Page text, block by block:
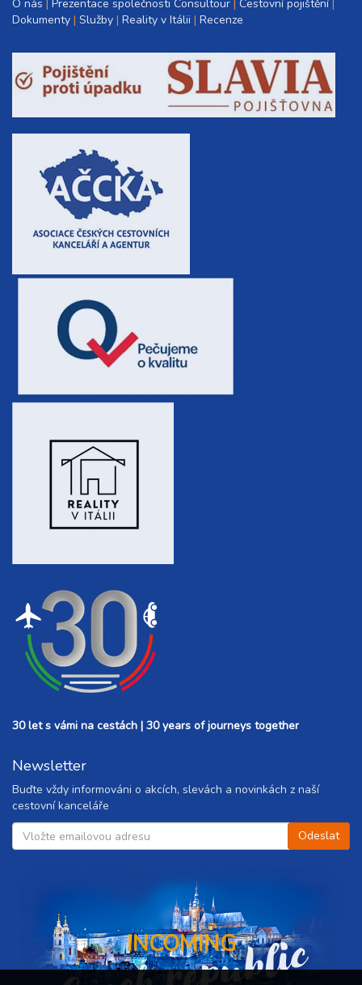
O nás Prezentace společnosti Consultour Cestovní pojištění
Dokumenty Služby Reality v Itálii Recenze
30 let s vámi na cestách | 30 years of journeys together
Newsletter
Buďte vždy informováni o akcích, slevách a novinkách z naší
cestovní kanceláře
INCOMING